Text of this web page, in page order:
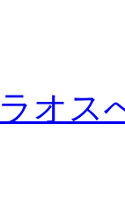
ラオス